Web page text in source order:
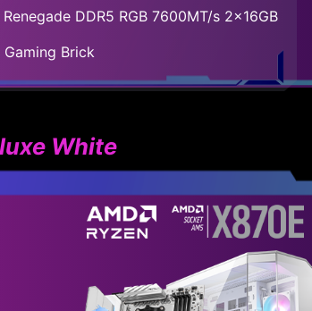
DDR5 RGB 7600MT/s 2x16GB
Gaming Brick
White